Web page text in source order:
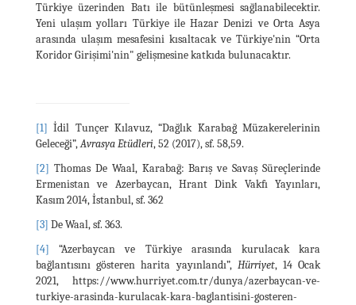
Türkiye üzerinden Batı ile bütünleşmesi sağlanabilecektir.
Yeni ulaşım yolları Türkiye ile Hazar Denizi ve Orta Asya
arasında ulaşım mesafesini kısaltacak ve Türkiye'nin “Orta
Koridor Girişimi'nin" gelişmesine katkıda bulunacaktır.
[1] İdil Tunçer Kılavuz, “Dağlık Karabağ Müzakerelerinin
Geleceği”,Avrasya Etüdleri, 52 (2017), sf. 58,59.
[2] Thomas De Waal, Karabağ: Barış ve Savaş Süreçlerinde
Ermenistan ve Azerbaycan, Hrant Dink Vakfı Yayınları,
Kasım 2014, İstanbul, sf. 362
[3] De Waal, sf. 363.
[4] “Azerbaycan ve Türkiye arasında kurulacak kara
bağlantısını gösteren harita yayınlandı”,Hürriyet, 14 Ocak
2021, https://www.hurriyet.com.tr/dunya/azerbaycan-ve-
turkiye-arasinda-kurulacak-kara-baglantisini-gosteren-